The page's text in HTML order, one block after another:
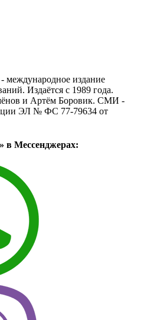
международное издание
Издаётся с 1989 года.
и Артём Боровик. CМИ -
ЭЛ № ФС 77-79634 от
в Мессенджерах: